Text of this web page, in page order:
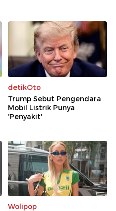
detikOto
Trump Sebut Pengendara
Mobil Listrik Punya
'Penyakit'
Wolipop